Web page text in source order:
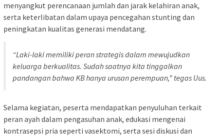
menyangkut perencanaan jumlah dan jarak kelahiran anak,
serta keterlibatan dalam upaya pencegahan stunting dan
peningkatan kualitas generasi mendatang.
“Laki-laki memiliki peran strategis dalam mewujudkan
keluarga berkualitas. Sudah saatnya kita tinggalkan
pandangan bahwa KB hanya urusan perempuan,” tegas Uus.
Selama kegiatan, peserta mendapatkan penyuluhan terkait
peran ayah dalam pengasuhan anak, edukasi mengenai
kontrasepsi pria seperti vasektomi, serta sesi diskusi dan